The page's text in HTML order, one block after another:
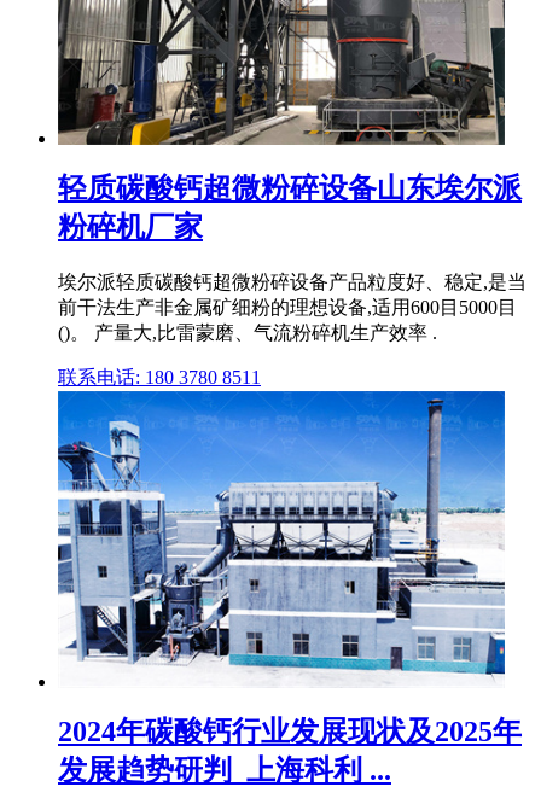
轻质碳酸钙超微粉碎设备山东埃尔派
粉碎机厂家
埃尔派轻质碳酸钙超微粉碎设备产品粒度好、稳定,是当
前干法生产非金属矿细粉的理想设备,适用600目5000目
()。 产量大,比雷蒙磨、气流粉碎机生产效率 .
联系电话: 180 3780 8511
2024年碳酸钙行业发展现状及2025年
发展趋势研判_上海科利 ...